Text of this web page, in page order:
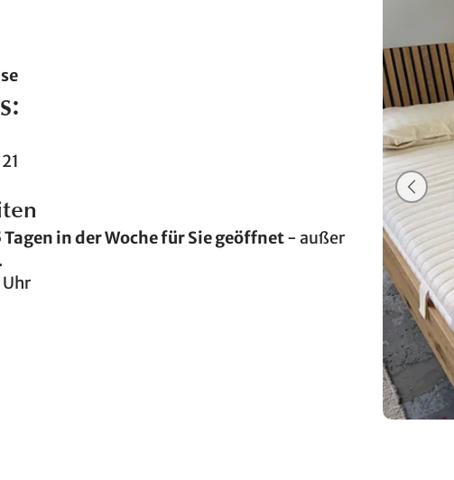
Tagen in der Woche für Sie geöffnet- außer